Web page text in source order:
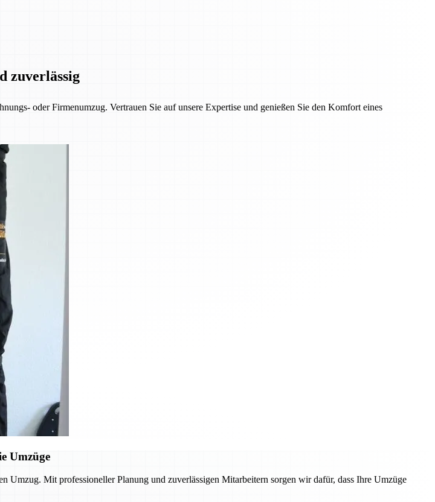
zuverlässig
oder Firmenumzug. Vertrauen Sie auf unsere Expertise und genießen Sie den Komfort eines
Umzüge
Umzug. Mit professioneller Planung und zuverlässigen Mitarbeitern sorgen wir dafür, dass Ihre Umzüge